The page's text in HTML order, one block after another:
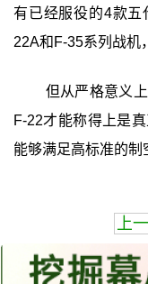
有已经服役的4款五
22A和F-35系列战机
但从严格意义
F-22才能称得上是
能够满足高标准的制
上